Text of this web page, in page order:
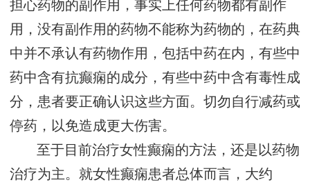
担心药物的副作用，事实上任何药物都有副作
用，没有副作用的药物不能称为药物的，在药典
中并不承认有药物作用，包括中药在内，有些中
药中含有抗癫痫的成分，有些中药中含有毒性成
分，患者要正确认识这些方面。切勿自行减药或
停药，以免造成更大伤害。
至于目前治疗女性癫痫的方法，还是以药物
治疗为主。就女性癫痫患者总体而言，大约